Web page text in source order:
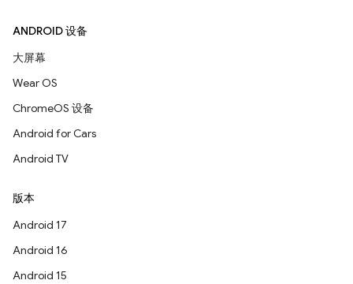
ANDROID 设备
大屏幕
Wear OS
ChromeOS 设备
Android for Cars
Android TV
版本
Android 17
Android 16
Android 15